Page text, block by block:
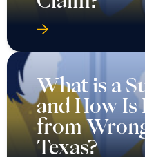
What is a
and How
from
Texas?